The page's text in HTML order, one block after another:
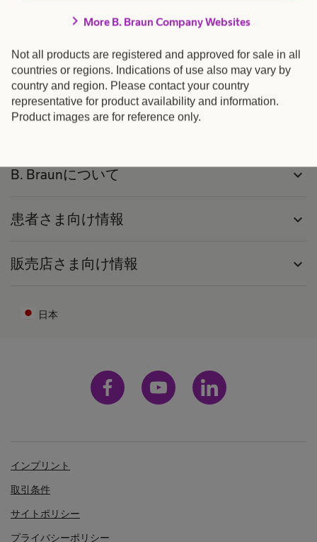
chevron_right More B. Braun Company Websites
Not all products are registered and approved for sale in all
countries or regions. Indications of use also may vary by
country and region. Please contact your country
representative for product availability and information.
Product images are for reference only.
製品・ソリューション
B. Braunについて expand_more
患者さま向け情報 expand_more
販売店さま向け情報 expand_more
日本
インプリント
取引条件
サイトポリシー
プライバシーポリシー